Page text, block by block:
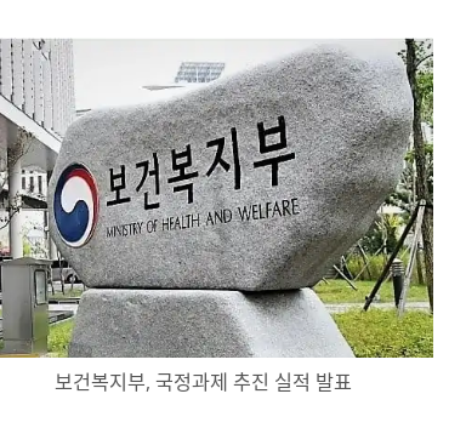
보건복지부, 국정과제 추진 실적 발표